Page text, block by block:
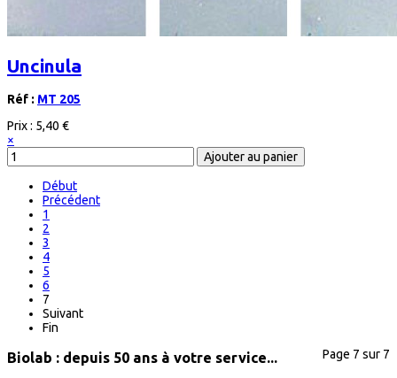
Uncinula
Réf : MT 205
Prix : 5,40 €
×
Début
Précédent
1
2
3
4
5
6
7
Suivant
Fin
Page 7 sur 7
Biolab : depuis 50 ans à votre service...